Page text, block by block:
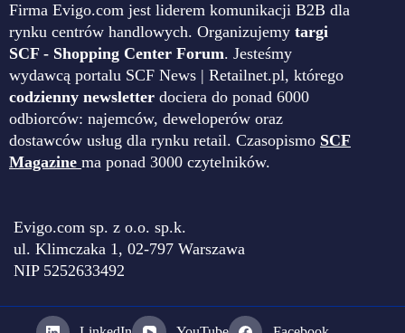
Firma Evigo.com jest liderem komunikacji B2B dla
rynku centrów handlowych. Organizujemy targi
SCF - Shopping Center Forum. Jesteśmy
wydawcą portalu SCF News | Retailnet.pl, którego
codzienny newsletter dociera do ponad 6000
odbiorców: najemców, deweloperów oraz
dostawców usług dla rynku retail. Czasopismo SCF
Magazine ma ponad 3000 czytelników.
Evigo.com sp. z o.o. sp.k.
ul. Klimczaka 1, 02-797 Warszawa
NIP 5252633492